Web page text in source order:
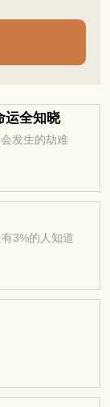
运全知晓
发生的劫难
3%的人知道